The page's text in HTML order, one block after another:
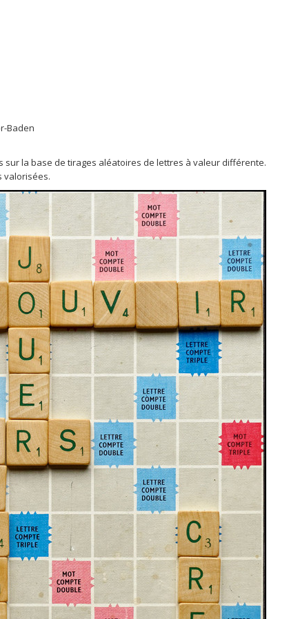
Baden
sur la base de tirages aléatoires de lettres à valeur différente.
valorisées.